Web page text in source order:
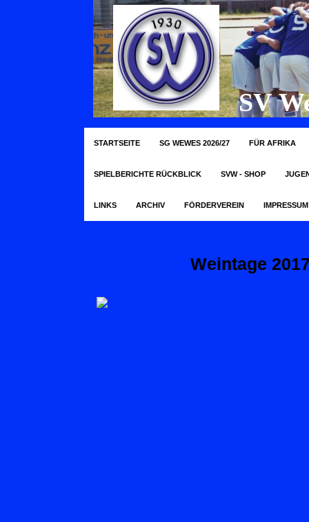
SV
STARTSEITE SG WEWES 2026/27 FÜR AFRIKA
SPIELBERICHTE RÜCKBLICK SVW - SHOP
LINKS ARCHIV FÖRDERVEREIN IMPRESSUM
Weintage